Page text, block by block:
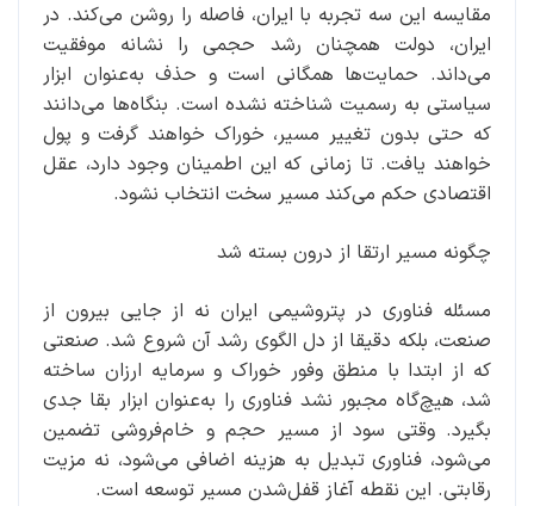
مقایسه این سه تجربه با ایران، فاصله را روشن می‌کند. در
ایران، دولت همچنان رشد حجمی را نشانه موفقیت
می‌داند. حمایت‌ها همگانی است و حذف به‌عنوان ابزار
سیاستی به رسمیت شناخته نشده است. بنگاه‌ها می‌دانند
که حتی بدون تغییر مسیر، خوراک خواهند گرفت و پول
خواهند یافت. تا زمانی که این اطمینان وجود دارد، عقل
اقتصادی حکم می‌کند مسیر سخت انتخاب نشود.
‌چگونه مسیر ارتقا از درون بسته شد
مسئله فناوری در پتروشیمی ایران نه از جایی بیرون از
صنعت، بلکه دقیقا از دل الگوی رشد آن شروع شد. صنعتی
که از ابتدا با منطق وفور خوراک و سرمایه ارزان ساخته
شد، هیچ‌گاه مجبور نشد فناوری را به‌عنوان ابزار بقا جدی
بگیرد. وقتی سود از مسیر حجم و خام‌فروشی تضمین
می‌شود، فناوری تبدیل به هزینه اضافی می‌شود، نه مزیت
رقابتی. این نقطه آغاز قفل‌شدن مسیر توسعه است.